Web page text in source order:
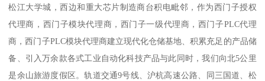
松江大学城，西边和重大芯片制造商台积电毗邻，作为西门子授权
代理商，西门子模块代理商，西门子一级代理商，西门子PLC代理
商，西门子PLC模块代理商建立现代化仓储基地、积累充足的产品储
备、引入万余款各式工业自动化科技产品与此同时，我们向北5公里
是余山旅游度假区。轨道交通9号线、沪杭高速公路、同三国道、松